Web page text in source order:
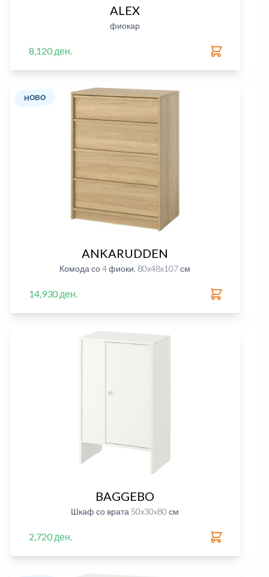
ALEX
фиокар
8,120 ден.
НОВО
ANKARUDDEN
Комода со 4 фиоки, 80x48x107 см
14,930 ден.
BAGGEBO
Шкаф со врата 50x30x80 см
2,720 ден.